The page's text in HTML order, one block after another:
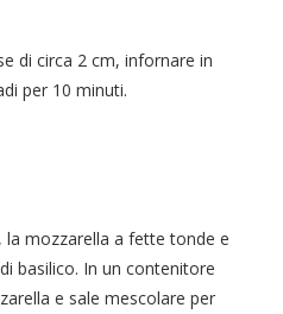
di circa 2 cm, infornare in
per 10 minuti.
mozzarella a fette tonde e
basilico. In un contenitore
e sale mescolare per